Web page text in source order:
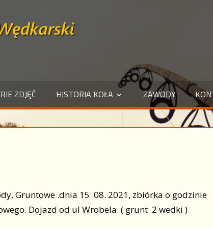
ZDJĘĆ HISTORIA KOŁA ZAWODY
Gruntowe .dnia 15 .08. 2021, zbiórka o godzinie
Dojazd od ul Wrobela. ( grunt. 2 wedki )